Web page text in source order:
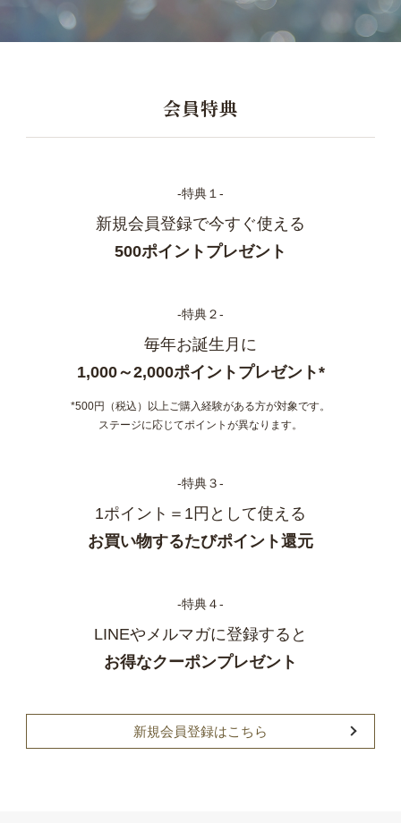
会員特典
‐特典１‐
新規会員登録で今すぐ使える
500ポイントプレゼント
‐特典２‐
毎年お誕生月に
1,000～2,000ポイントプレゼント*
*500円（税込）以上ご購入経験がある方が対象です。
ステージに応じてポイントが異なります。
‐特典３‐
1ポイント＝1円として使える
お買い物するたびポイント還元
‐特典４‐
LINEやメルマガに登録すると
お得なクーポンプレゼント
新規会員登録はこちら